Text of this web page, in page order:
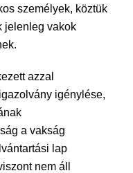
személyek, köztük
jelenleg vakok
azzal
igénylése,
a vakság
lap
nem áll